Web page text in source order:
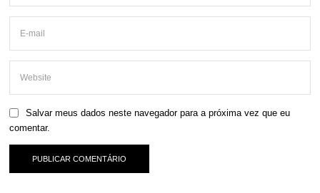
Salvar meus dados neste navegador para a próxima vez que eu
comentar.